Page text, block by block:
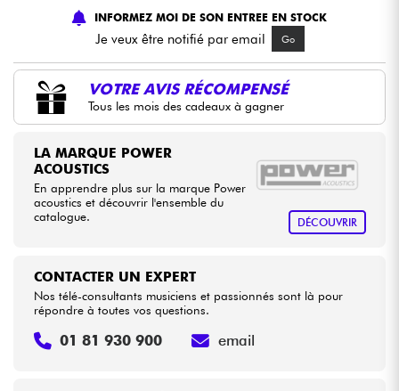
Câbles & Access.
INFORMEZ MOI DE SON ENTREE EN STOCK
Je veux être notifié par email Go
VOTRE AVIS RÉCOMPENSÉ
Tous les mois des cadeaux à gagner
LA MARQUE POWER
ACOUSTICS
En apprendre plus sur la marque Power
acoustics et découvrir l'ensemble du
catalogue.
DÉCOUVRIR
CONTACTER UN EXPERT
Nos télé-consultants musiciens et passionnés sont là pour
répondre à toutes vos questions.
01 81 930 900 email